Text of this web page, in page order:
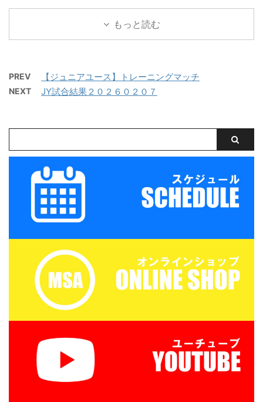
07/PXL_20260718_0801
22879.mp4 トレーニン
カデミー 対 鈴 ...
ート） 【持ち物】サッカ
ーのできる格好・靴※・
え（午後練習用）・サン
ダル・タオル・お弁当
保管 ...
レーニングマッチを実施
しました。 トレーニング
ー 対 ヴェルデラッソ
松阪 三重サッカーアカデ
ッカーアカデミー 対
ラドソン滋賀 三重サッカ
もっと読む
PREV 【ジュニアユース】トレーニングマッチ
NEXT JY試合結果２０２６０２０７